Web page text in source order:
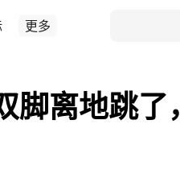
更多
离地跳了，